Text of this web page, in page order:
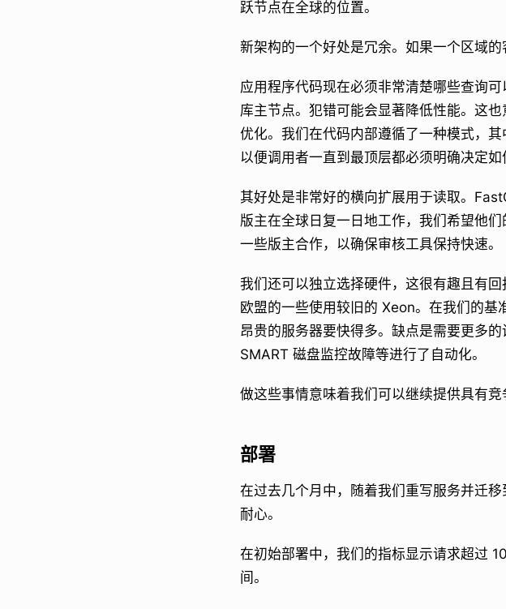
跃节点在全球的位置。
新架构的一个好处是冗余。如果一个区域的
应用程序代码现在必须非常清楚哪些查询
库主节点。犯错可能会显著降低性能。这
优化。我们在代码内部遵循了一种模式，
以便调用者一直到最顶层都必须明确决定如
其好处是非常好的横向扩展用于读取。
版主在全球日复一日地工作，我们希望他
一些版主合作，以确保审核工具保持快速。
我们还可以独立选择硬件，这很有趣且有
欧盟的一些使用较旧的 Xeon。在我们的
昂贵的服务器要快得多。缺点是需要更多
SMART 磁盘监控故障等进行了自动化。
做这些事情意味着我们可以继续提供具有竞
部署
在过去几个月中，随着我们重写服务并迁
耐心。
在初始部署中，我们的指标显示请求超过
间。